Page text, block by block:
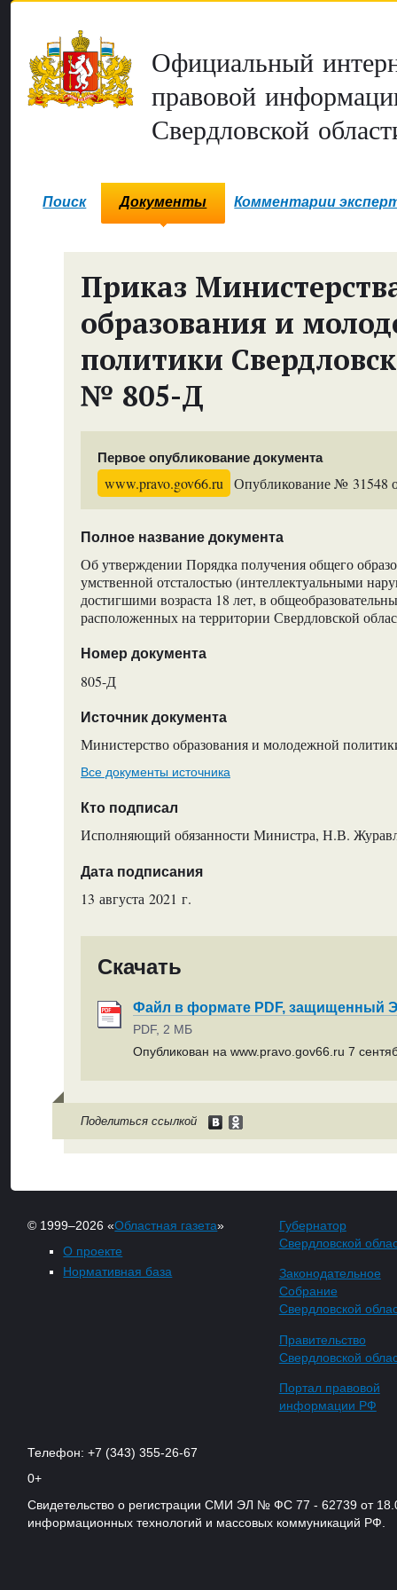
Официальный
правовой
Свердловской
Поиск Документы Комментарии
Приказ
образования и
политики
№ 805-Д
Первое опубликование документа
www.pravo.gov66.ru Опубликование № 31548
Полное название документа
Об утверждении Порядка получения общего
умственной отсталостью (интеллектуальными
достигшими возраста 18 лет, в
расположенных на территории Свердловской
Номер документа
805-Д
Источник документа
Министерство образования и молодежной
Все документы источника
Кто подписал
Исполняющий обязанности Министра, Н.В.
Дата подписания
13 августа 2021 г.
Скачать
Файл в формате PDF, защищенный
PDF, 2 МБ
Опубликован на www.pravo.gov66.ru 7
Поделиться ссылкой
© 1999–2026 «Областная газета»
О проекте
Нормативная база
Губернатор
Свердловской
Законодательное
Собрание
Свердловской
Правительство
Свердловской
Портал правовой
информации РФ
Телефон: +7 (343) 355-26-67
0+
Свидетельство о регистрации СМИ ЭЛ № ФС 77 - 62739 от
информационных технологий и массовых коммуникаций РФ.